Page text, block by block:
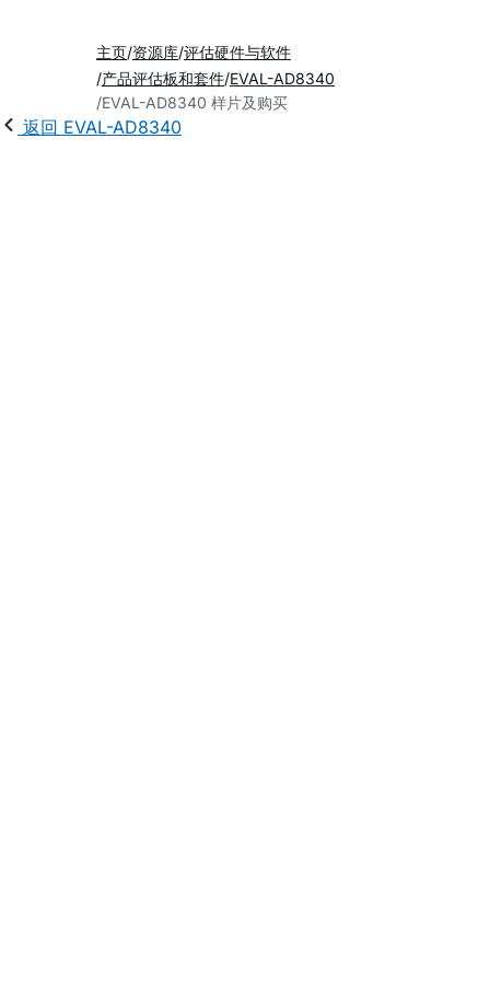
主页 资源库 评估硬件与软件
产品评估板和套件 EVAL-AD8340
EVAL-AD8340 样片及购买
返回 EVAL-AD8340